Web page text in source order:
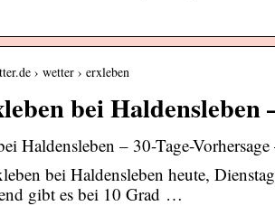
› wetter › erxleben
bei Haldensleben
Haldensleben – 30-Tage-
bei Haldensleben heute,
gibt es bei 10 Grad …